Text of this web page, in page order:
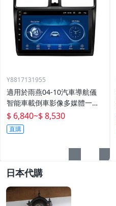
Y8817131955
適用於雨燕04-10汽車導航儀
智能車載倒車影像多媒體一體
機
$ 6,840~$ 8,530
直購
日本代購